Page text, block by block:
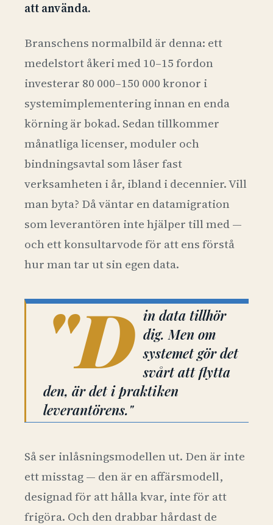
att använda.
Branschens normalbild är denna: ett
medelstort åkeri med 10–15 fordon
investerar 80 000–150 000 kronor i
systemimplementering innan en enda
körning är bokad. Sedan tillkommer
månatliga licenser, moduler och
bindningsavtal som låser fast
verksamheten i år, ibland i decennier. Vill
man byta? Då väntar en datamigration
som leverantören inte hjälper till med —
och ett konsultarvode för att ens förstå
hur man tar ut sin egen data.
"D in data tillhör
dig. Men om
systemet gör det
svårt att flytta
den, är det i praktiken
leverantörens."
Så ser inlåsningsmodellen ut. Den är inte
ett misstag — den är en affärsmodell,
designad för att hålla kvar, inte för att
frigöra. Och den drabbar hårdast de